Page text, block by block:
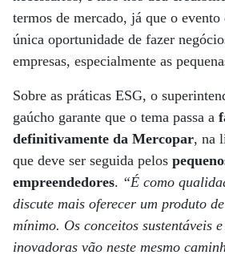
termos de mercado, já que o
única oportunidade de fazer
empresas, especialmente as
Sobre as práticas ESG, o
gaúcho garante que o tema passa a
definitivamente da Mercopar, na
que deve ser seguida pelos
empreendedores. “É como
discute mais oferecer um produto
mínimo. Os conceitos sustentáveis
inovadoras vão neste mesmo